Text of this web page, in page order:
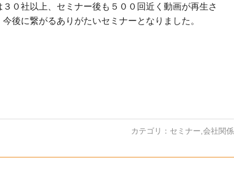
０社以上、セミナー後も５００回近く動画が再生さ
後に繋がるありがたいセミナーとなりました。
カテゴリ： セミナー 会社関係